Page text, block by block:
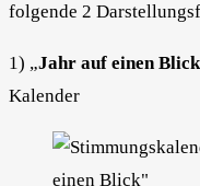
folgende 2
1) „Jahr auf einen Blick
Kalender